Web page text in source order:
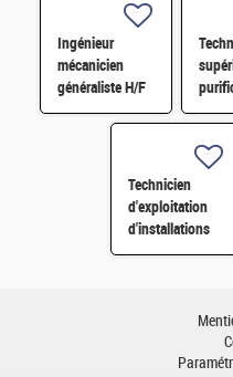
Ingénieur
mécanicien
généraliste H/F
H/F
Technicien
d'exploitation
d'installations
H/F